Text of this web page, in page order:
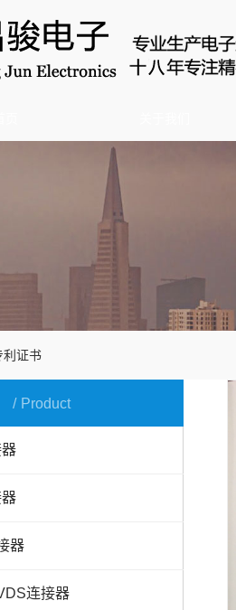
利证书
Product
器
连接器